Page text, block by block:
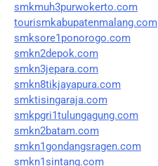
smkmuh3purwokerto.com
tourismkabupatenmalang.com
smksore1ponorogo.com
smkn2depok.com
smkn3jepara.com
smkn8tikjayapura.com
smktisingaraja.com
smkpgri1tulungagung.com
smkn2batam.com
smkn1gondangsragen.com
smkn1sintang.com